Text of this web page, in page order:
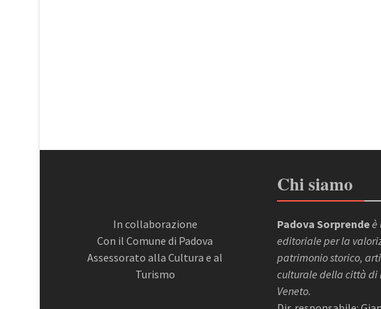
In collaborazione
Con il Comune di Padova
Assessorato alla Cultura e al
Turismo
Chi siamo
Padova Sorprendeè
editoriale per la
patrimonio storico,
culturale della città di
Veneto.